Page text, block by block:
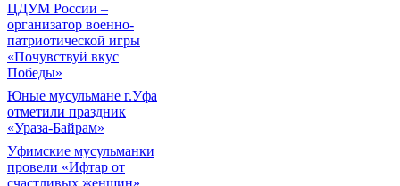
ЦДУМ России –
организатор военно-
патриотической игры
«Почувствуй вкус
Победы»
Юные мусульмане г.Уфа
отметили праздник
«Ураза-Байрам»
Уфимские мусульманки
провели «Ифтар от
счастливых женщин»